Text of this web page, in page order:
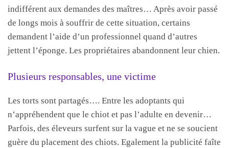
indifférent aux demandes des maîtres… Après avoir passé
de longs mois à souffrir de cette situation, certains
demandent l’aide d’un professionnel quand d’autres
jettent l’éponge. Les propriétaires abandonnent leur chien.
Plusieurs responsables, une victime
Les torts sont partagés…. Entre les adoptants qui
n’appréhendent que le chiot et pas l’adulte en devenir…
Parfois, des éleveurs surfent sur la vague et ne se soucient
guère du placement des chiots. Egalement la publicité faîte